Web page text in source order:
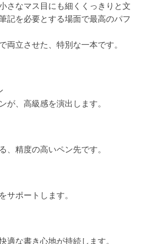
さなマス目にも細くくっきりと文
記を必要とする場面で最高のパフ
両立させた、特別な一本です。
が、高級感を演出します。
、精度の高いペン先です。
サポートします。
適な書き心地が持続します。